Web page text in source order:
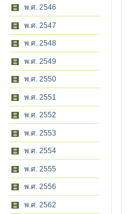
พ.ศ. 2546
พ.ศ. 2547
พ.ศ. 2548
พ.ศ. 2549
พ.ศ. 2550
พ.ศ. 2551
พ.ศ. 2552
พ.ศ. 2553
พ.ศ. 2554
พ.ศ. 2555
พ.ศ. 2556
พ.ศ. 2562